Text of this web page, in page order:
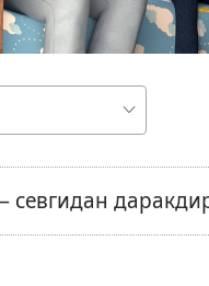
севгидан